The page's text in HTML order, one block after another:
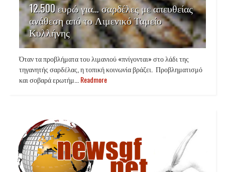
12.500 ευρώ για… σαρδέλες με απευθείας
ανάθεση από το Λιμενικό Ταμείο
Κυλλήνης
Όταν τα προβλήματα του λιμανιού «πνίγονται» στο λάδι της
τηγανητής σαρδέλας, η τοπική κοινωνία βράζει. Προβληματισμό
και σοβαρά ερωτήμ...Readmore